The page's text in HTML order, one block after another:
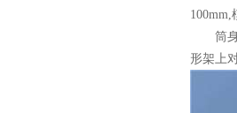
筒身
形架上